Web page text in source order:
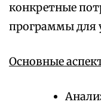
конкретные
программы для
Основные